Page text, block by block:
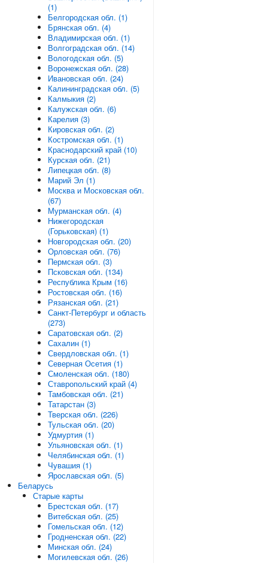
(1)
Белгородская обл. (1)
Брянская обл. (4)
Владимирская обл. (1)
Волгоградская обл. (14)
Вологодская обл. (5)
Воронежская обл. (28)
Ивановская обл. (24)
Калининградская обл. (5)
Калмыкия (2)
Калужская обл. (6)
Карелия (3)
Кировская обл. (2)
Костромская обл. (1)
Краснодарский край (10)
Курская обл. (21)
Липецкая обл. (8)
Марий Эл (1)
Москва и Московская обл.
(67)
Мурманская обл. (4)
Нижегородская
(Горьковская) (1)
Новгородская обл. (20)
Орловская обл. (76)
Пермская обл. (3)
Псковская обл. (134)
Республика Крым (16)
Ростовская обл. (16)
Рязанская обл. (21)
Санкт-Петербург и область
(273)
Саратовская обл. (2)
Сахалин (1)
Свердловская обл. (1)
Северная Осетия (1)
Смоленская обл. (180)
Ставропольский край (4)
Тамбовская обл. (21)
Татарстан (3)
Тверская обл. (226)
Тульская обл. (20)
Удмуртия (1)
Ульяновская обл. (1)
Челябинская обл. (1)
Чувашия (1)
Ярославская обл. (5)
Беларусь
Старые карты
Брестская обл. (17)
Витебская обл. (25)
Гомельская обл. (12)
Гродненская обл. (22)
Минская обл. (24)
Могилевская обл. (26)